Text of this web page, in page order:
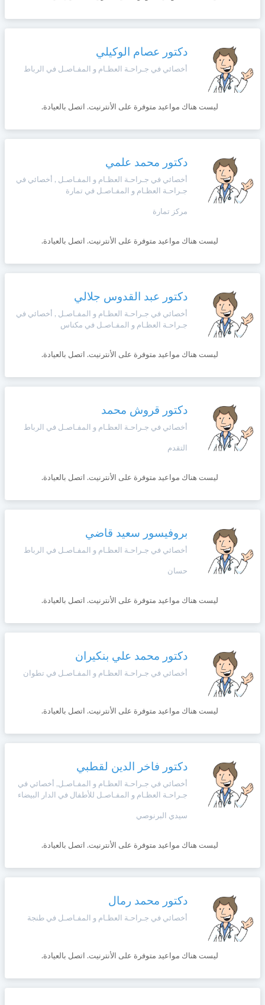
Norsk
Русский язык
دكتور عصام الوكيلي
أخصائي في جـراحـة العظـام و المفـاصـل في الرباط
ليست هناك مواعيد متوفرة على الأنترنيت. اتصل بالعيادة.
دكتور محمد علمي
أخصائي في جـراحـة العظـام و المفـاصـل , أخصائي في
جـراحـة العظـام و المفـاصـل في تمارة
مركز تمارة
ليست هناك مواعيد متوفرة على الأنترنيت. اتصل بالعيادة.
دكتور عبد القدوس جلالي
أخصائي في جـراحـة العظـام و المفـاصـل , أخصائي في
جـراحـة العظـام و المفـاصـل في مكناس
ليست هناك مواعيد متوفرة على الأنترنيت. اتصل بالعيادة.
دكتور قروش محمد
أخصائي في جـراحـة العظـام و المفـاصـل في الرباط
التقدم
ليست هناك مواعيد متوفرة على الأنترنيت. اتصل بالعيادة.
بروفيسور سعيد قاضي
أخصائي في جـراحـة العظـام و المفـاصـل في الرباط
حسان
ليست هناك مواعيد متوفرة على الأنترنيت. اتصل بالعيادة.
دكتور محمد علي بنكيران
أخصائي في جـراحـة العظـام و المفـاصـل في تطوان
ليست هناك مواعيد متوفرة على الأنترنيت. اتصل بالعيادة.
دكتور فاخر الدين لقطبي
أخصائي في جـراحـة العظـام و المفـاصـل, أخصائي في
جـراحـة العظـام و المفـاصـل للأطفال في الدار البيضاء
سيدي البرنوصي
ليست هناك مواعيد متوفرة على الأنترنيت. اتصل بالعيادة.
دكتور محمد رمال
أخصائي في جـراحـة العظـام و المفـاصـل في طنجة
ليست هناك مواعيد متوفرة على الأنترنيت. اتصل بالعيادة.
في
ذلك
الفقرة
الخاصة
المعلومات